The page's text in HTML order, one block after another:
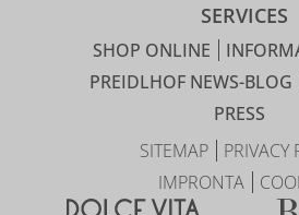
SERVICES
SHOP ONLINE
PREIDLHOF NEWS-BLOG
PRESS
SITEMAP
PRIVACY
IMPRONTA